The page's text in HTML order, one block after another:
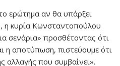
ερώτημα αν θα υπάρξει
η κυρία Κωνσταντοπούλου
σενάρια» προσθέτοντας ότι
η αποτύπωση, πιστεύουμε ότι
αλλαγής που συμβαίνει».